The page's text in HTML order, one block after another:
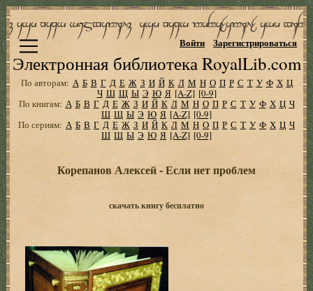
Электронная библиотека RoyalLib.com
Войти Зарегистрироваться
По авторам: А Б В Г Д Е Ж З И Й К Л М Н О П Р С Т У Ф Х Ц
Ч Ш Щ Ы Э Ю Я [A-Z] [0-9]
По книгам: А Б В Г Д Е Ж З И Й К Л М Н О П Р С Т У Ф Х Ц Ч
Ш Щ Ы Э Ю Я [A-Z] [0-9]
По сериям: А Б В Г Д Е Ж З И Й К Л М Н О П Р С Т У Ф Х Ц Ч
Ш Щ Ы Э Ю Я [A-Z] [0-9]
Корепанов Алексей - Если нет проблем
скачать книгу бесплатно